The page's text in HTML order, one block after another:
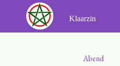
Klaarzin
Abend